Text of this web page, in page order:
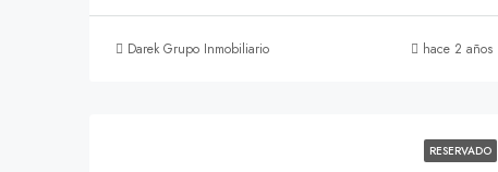
Darek Grupo Inmobiliario hace 2 años
RESERVADO